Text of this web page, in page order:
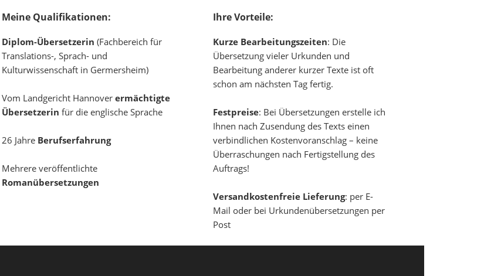
Meine Qualifikationen:
Diplom-Übersetzerin (Fachbereich für
Translations-, Sprach- und
Kulturwissenschaft in Germersheim)
Vom Landgericht Hannoverermächtigte
Übersetzerin für die englische Sprache
26 Jahre Berufserfahrung
Mehrere veröffentlichte
Romanübersetzungen
Ihre Vorteile:
Kurze Bearbeitungszeiten: Die
Übersetzung vieler Urkunden und
Bearbeitung anderer kurzer Texte ist oft
schon am nächsten Tag fertig.
Festpreise: Bei Übersetzungen erstelle ich
Ihnen nach Zusendung des Texts einen
verbindlichen Kostenvoranschlag – keine
Überraschungen nach Fertigstellung des
Auftrags!
Versandkostenfreie Lieferung: per E-
Mail oder bei Urkundenübersetzungen per
Post